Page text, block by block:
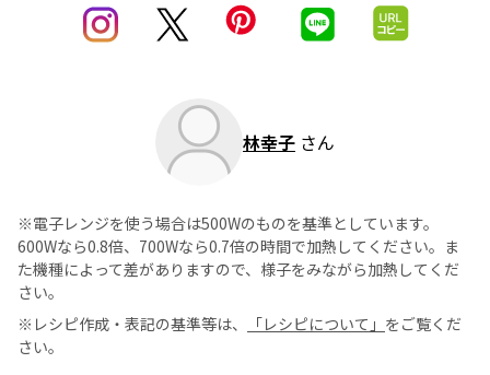
林幸子 さん
※電子レンジを使う場合は500Wのものを基準としています。
600Wなら0.8倍、700Wなら0.7倍の時間で加熱してください。ま
た機種によって差がありますので、様子をみながら加熱してくだ
さい。
※レシピ作成・表記の基準等は、
「レシピについて」 をご覧くだ
さい。